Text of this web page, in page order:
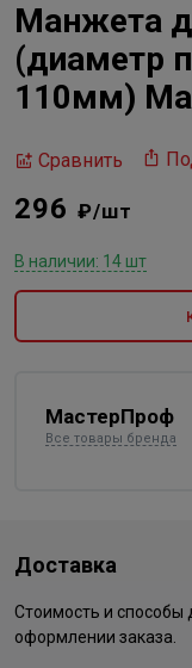
Манжета
(диаметр
110мм)
Сравнить
296 ₽/шт
В наличии: 14 шт
МастерПроф
Все товары бренда
Доставка
Стоимость и способы
оформлении заказа.